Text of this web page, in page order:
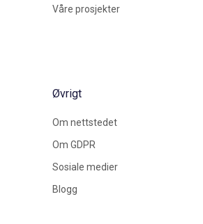
Våre prosjekter
Øvrigt
Om nettstedet
Om GDPR
Sosiale medier
Blogg